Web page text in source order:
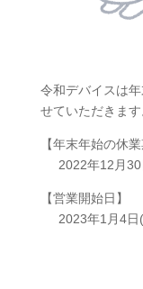
令和デバイスは
せていただきます
【年末年始の休業
2022年12月30
【営業開始日】
2023年1月4日